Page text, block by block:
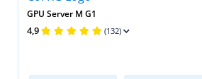
GPU Server M G1
4,9 (132)